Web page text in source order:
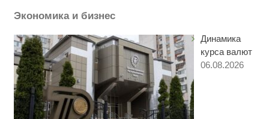
Экономика и бизнес
Динамика
курса валют
06.08.2026
Этот танец невесты оставит вас